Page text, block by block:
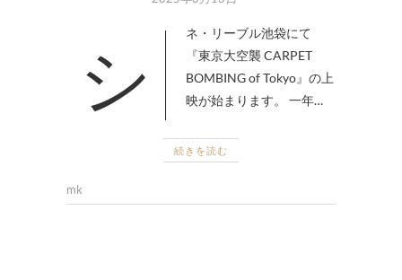
シネ・リーブル池袋にて
『東京大空襲 CARPET
BOMBING of Tokyo』の上
映が始まります。 一年…
続きを読む
mk